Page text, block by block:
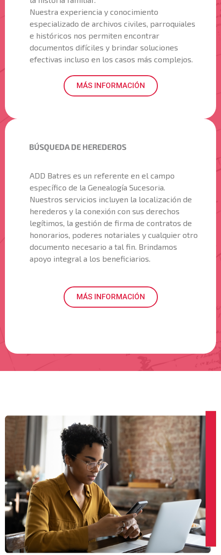
Nuestra experiencia y conocimiento
especializado de archivos civiles, parroquiales
e históricos nos permiten encontrar
documentos difíciles y brindar soluciones
efectivas incluso en los casos más complejos.
MÁS INFORMACIÓN
BÚSQUEDA DE HEREDEROS
ADD Batres es un referente en el campo
específico de la Genealogía Sucesoria.
Nuestros servicios incluyen la localización de
herederos y la conexión con sus derechos
legítimos, la gestión de firma de contratos de
honorarios, poderes notariales y cualquier otro
documento necesario a tal fin. Brindamos
apoyo integral a los beneficiarios.
MÁS INFORMACIÓN